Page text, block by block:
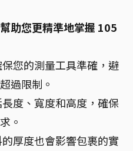
助您更精準地掌握 105
您的測量工具準確，避
過限制。
度、寬度和高度，確保
。
厚度也會影響包裹的實